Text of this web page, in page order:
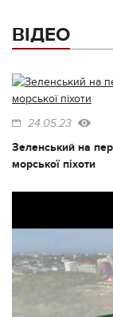
ВІДЕО
24.05.23
Зеленський на
морської піхоти